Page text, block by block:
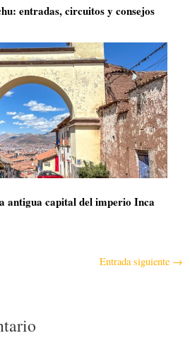
entradas, circuitos y consejos
antigua capital del imperio Inca
Entrada siguiente →